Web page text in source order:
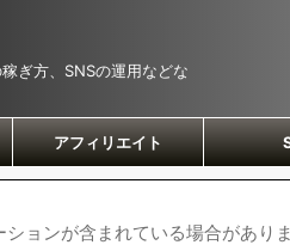
ぎ方、SNSの運用などな
アフィリエイト
ョンが含まれている場合がありま